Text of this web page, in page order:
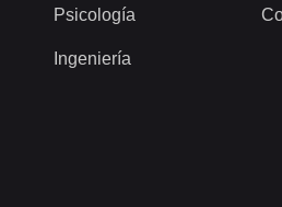
Psicología
Ingeniería